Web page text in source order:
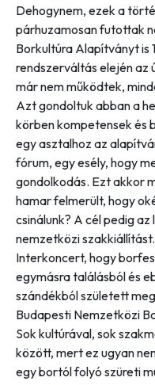
Dehogynem, ezek a
párhuzamosan futottak
Borkultúra Alapítványt is
rendszerváltás elején az
már nem működtek,
Azt gondoltuk abban a
körben kompetensek és
egy asztalhoz az
fórum, egy esély, hogy
gondolkodás. Ezt akkor
hamar felmerült, hogy
csinálunk? A cél pedig
nemzetközi
Interkoncert, hogy
egymásra találásból és
szándékból született
Budapesti Nemzetközi
Sok kultúrával, sok
között, mert ez ugyan
egy bortól folyó szüreti